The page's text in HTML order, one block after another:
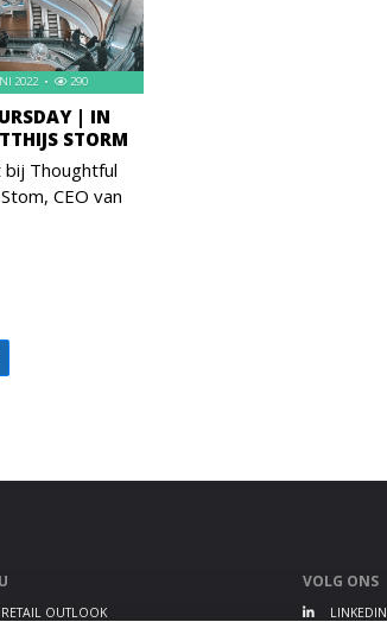
| IN
STORM
2022 290
Thoughtful
CEO van
OUTLOOK
VOLG ONS
LINKEDIN